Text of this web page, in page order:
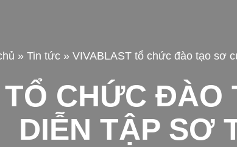
» Tin tức» VIVABLAST tổ chức đào tạo sơ
CHỨC ĐÀO
DIỄN TẬP SƠ